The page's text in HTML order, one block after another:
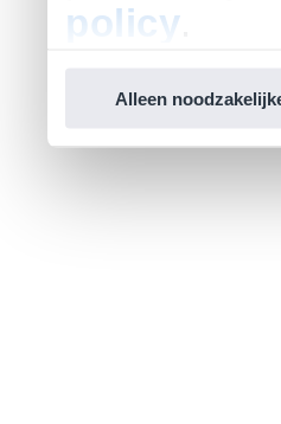
policy
Alleen